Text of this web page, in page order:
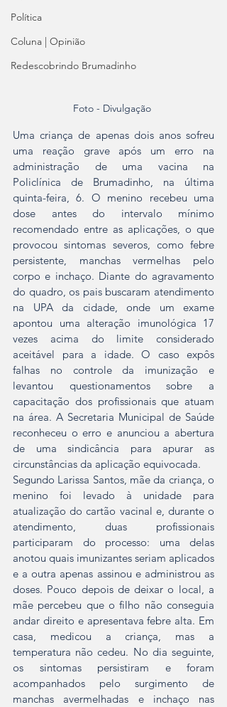
Política
Coluna | Opinião
Redescobrindo Brumadinho
Foto - Divulgação
Uma criança de apenas dois anos sofreu
uma reação grave após um erro na
administração de uma vacina na
Policlínica de Brumadinho, na última
quinta-feira, 6. O menino recebeu uma
dose antes do intervalo mínimo
recomendado entre as aplicações, o que
provocou sintomas severos, como febre
persistente, manchas vermelhas pelo
corpo e inchaço. Diante do agravamento
do quadro, os pais buscaram atendimento
na UPA da cidade, onde um exame
apontou uma alteração imunológica 17
vezes acima do limite considerado
aceitável para a idade. O caso expôs
falhas no controle da imunização e
levantou questionamentos sobre a
capacitação dos profissionais que atuam
na área. A Secretaria Municipal de Saúde
reconheceu o erro e anunciou a abertura
de uma sindicância para apurar as
circunstâncias da aplicação equivocada.
Segundo Larissa Santos, mãe da criança, o
menino foi levado à unidade para
atualização do cartão vacinal e, durante o
atendimento, duas profissionais
participaram do processo: uma delas
anotou quais imunizantes seriam aplicados
e a outra apenas assinou e administrou as
doses. Pouco depois de deixar o local, a
mãe percebeu que o filho não conseguia
andar direito e apresentava febre alta. Em
casa, medicou a criança, mas a
temperatura não cedeu. No dia seguinte,
os sintomas persistiram e foram
acompanhados pelo surgimento de
manchas avermelhadas e inchaço nas